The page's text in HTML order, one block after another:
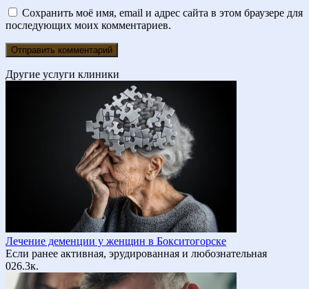
Сохранить моё имя, email и адрес сайта в этом браузере для
последующих моих комментариев.
Другие услуги клиники
Лечение деменции у женщин в Бокситогорске
Если ранее активная, эрудированная и любознательная
026.3к.